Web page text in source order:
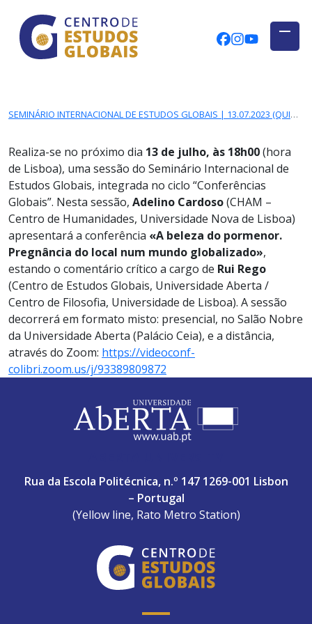
Skip to main content
CENTRO DE ESTUDOS GLOBAIS
CEGUAb @
SEMINÁRIO INTERNACIONAL DE ESTUDOS GLOBAIS | 13.07.2023 (QUINTA-FEIRA), 18H00 | ADELINO CARDOSO
Realiza-se no próximo dia 13 de julho, às 18h00(hora
de Lisboa), uma sessão do Seminário Internacional de
Estudos Globais, integrada no ciclo “Conferências
Globais”. Nesta sessão, Adelino Cardoso(CHAM –
Centro de Humanidades, Universidade Nova de Lisboa)
apresentará a conferência «A beleza do pormenor.
Pregnância do local num mundo globalizado»,
estando o comentário crítico a cargo de Rui Rego
(Centro de Estudos Globais, Universidade Aberta /
Centro de Filosofia, Universidade de Lisboa). A sessão
decorrerá em formato misto: presencial, no Salão Nobre
da Universidade Aberta (Palácio Ceia), e a distância,
através do Zoom: https://videoconf-
colibri.zoom.us/j/93389809872
Rua da Escola Politécnica, n.º 147 1269-001 Lisbon
– Portugal
(Yellow line, Rato Metro Station)